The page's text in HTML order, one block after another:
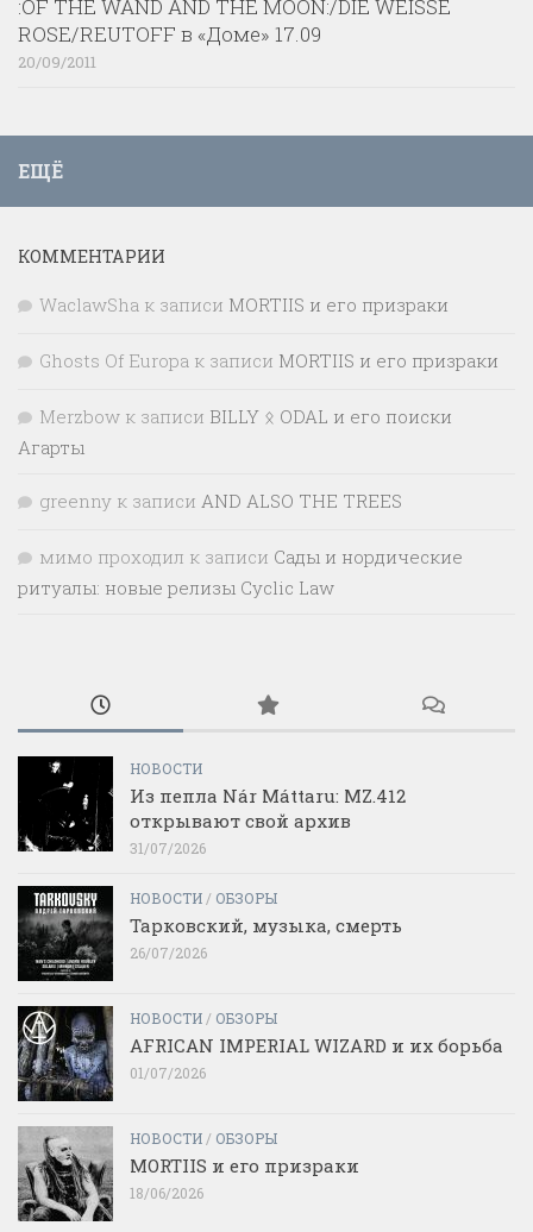
:OF THE WAND AND THE MOON:/DIE WEISSE
ROSE/REUTOFF в «Доме» 17.09
20/09/2011
ЕЩЁ
КОММЕНТАРИИ
WaclawSha к записи MORTIIS и его призраки
Ghosts Of Europa к записи MORTIIS и его призраки
Merzbow к записи BILLY ᛟ ODAL и его поиски
Агарты
greenny к записи AND ALSO THE TREES
мимо проходил к записи Сады и нордические
ритуалы: новые релизы Cyclic Law
НОВОСТИ
Из пепла Nár Máttaru: MZ.412
открывают свой архив
31/07/2026
НОВОСТИ / ОБЗОРЫ
Тарковский, музыка, смерть
26/07/2026
НОВОСТИ / ОБЗОРЫ
AFRICAN IMPERIAL WIZARD и их борьба
01/07/2026
НОВОСТИ / ОБЗОРЫ
MORTIIS и его призраки
18/06/2026